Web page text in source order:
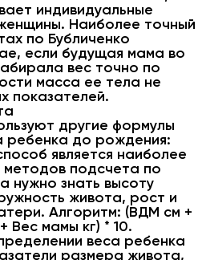
индивидуальные
Наиболее точный
по Бубличенко
если будущая мама во
вес точно по
масса ее тела не
показателей.
другие формулы
ребенка до рождения:
является наиболее
подсчета по
нужно знать высоту
живота, рост и
Алгоритм: (ВДМ см +
Вес мамы кг) * 10.
веса ребенка
размера живота,